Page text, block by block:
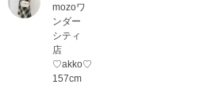
mozoワ
ンダー
シティ
店
♡akko♡
157cm